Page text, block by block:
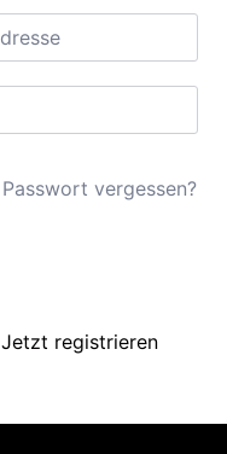
Passwort vergessen?
Jetzt registrieren